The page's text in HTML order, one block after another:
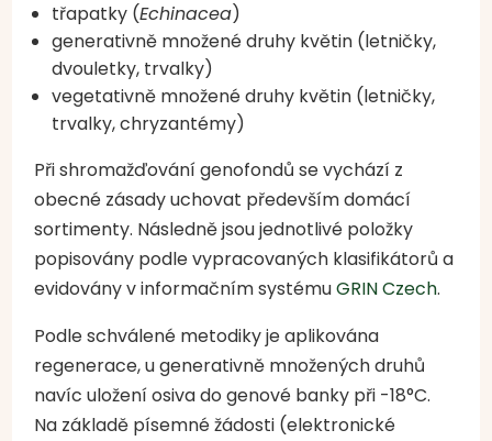
třapatky (Echinacea)
generativně množené druhy květin (letničky,
dvouletky, trvalky)
vegetativně množené druhy květin (letničky,
trvalky, chryzantémy)
Při shromažďování genofondů se vychází z
obecné zásady uchovat především domácí
sortimenty. Následně jsou jednotlivé položky
popisovány podle vypracovaných klasifikátorů a
evidovány v informačním systémuGRIN Czech.
Podle schválené metodiky je aplikována
regenerace, u generativně množených druhů
navíc uložení osiva do genové banky při -18°C.
Na základě písemné žádosti (elektronické